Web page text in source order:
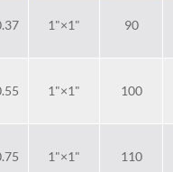
1"×1" 90
1"×1" 100
1"×1" 110